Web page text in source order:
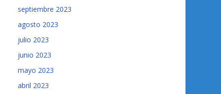
septiembre 2023
agosto 2023
julio 2023
junio 2023
mayo 2023
abril 2023